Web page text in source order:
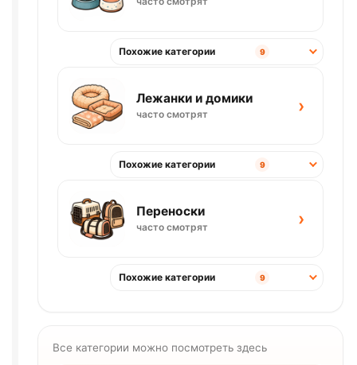
Похожие категории 9
Лежанки и домики
часто смотрят ›
Похожие категории 9
Переноски
часто смотрят ›
Похожие категории 9
Все категории можно посмотреть здесь